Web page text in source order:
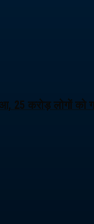
25 करोड़ लोगों को